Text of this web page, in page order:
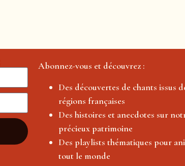
Abonnez-vous et découvrez :
Des découvertes de chants issus
régions françaises
Des histoires et anecdotes sur
précieux patrimoine
Des playlists thématiques pour
tout le monde